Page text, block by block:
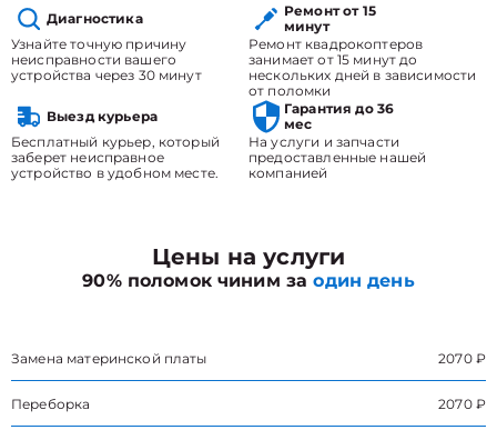
Диагностика
Узнайте точную причину
неисправности вашего
устройства через 30 минут
Ремонт от 15
минут
Ремонт квадрокоптеров
занимает от 15 минут до
нескольких дней в зависимости
от поломки
Выезд курьера
Бесплатный курьер, который
заберет неисправное
устройство в удобном месте.
Гарантия до 36
мес
На услуги и запчасти
предоставленные нашей
компанией
Цены на услуги
90% поломок чиним заодин день
Замена материнской платы 2070 ₽
Переборка 2070 ₽